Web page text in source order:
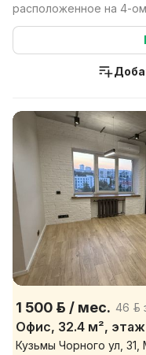
расположенное на 4-
Нацыянальны гандл...
1 500 р. / мес. 46 р.
Офис, 32.4 м²,
Кузьмы Чорного ул, 31,